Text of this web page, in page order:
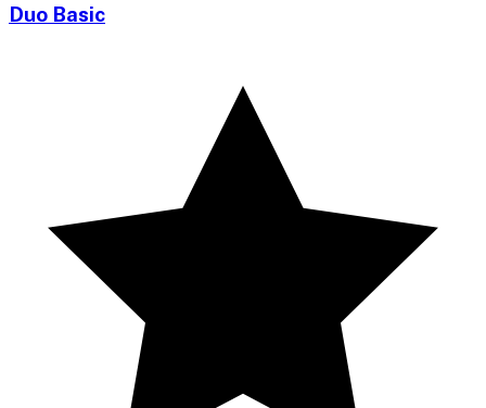
Duo Basic